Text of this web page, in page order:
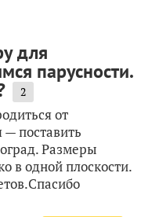
для
парусности.
2
от
— поставить
Размеры
в одной плоскости.